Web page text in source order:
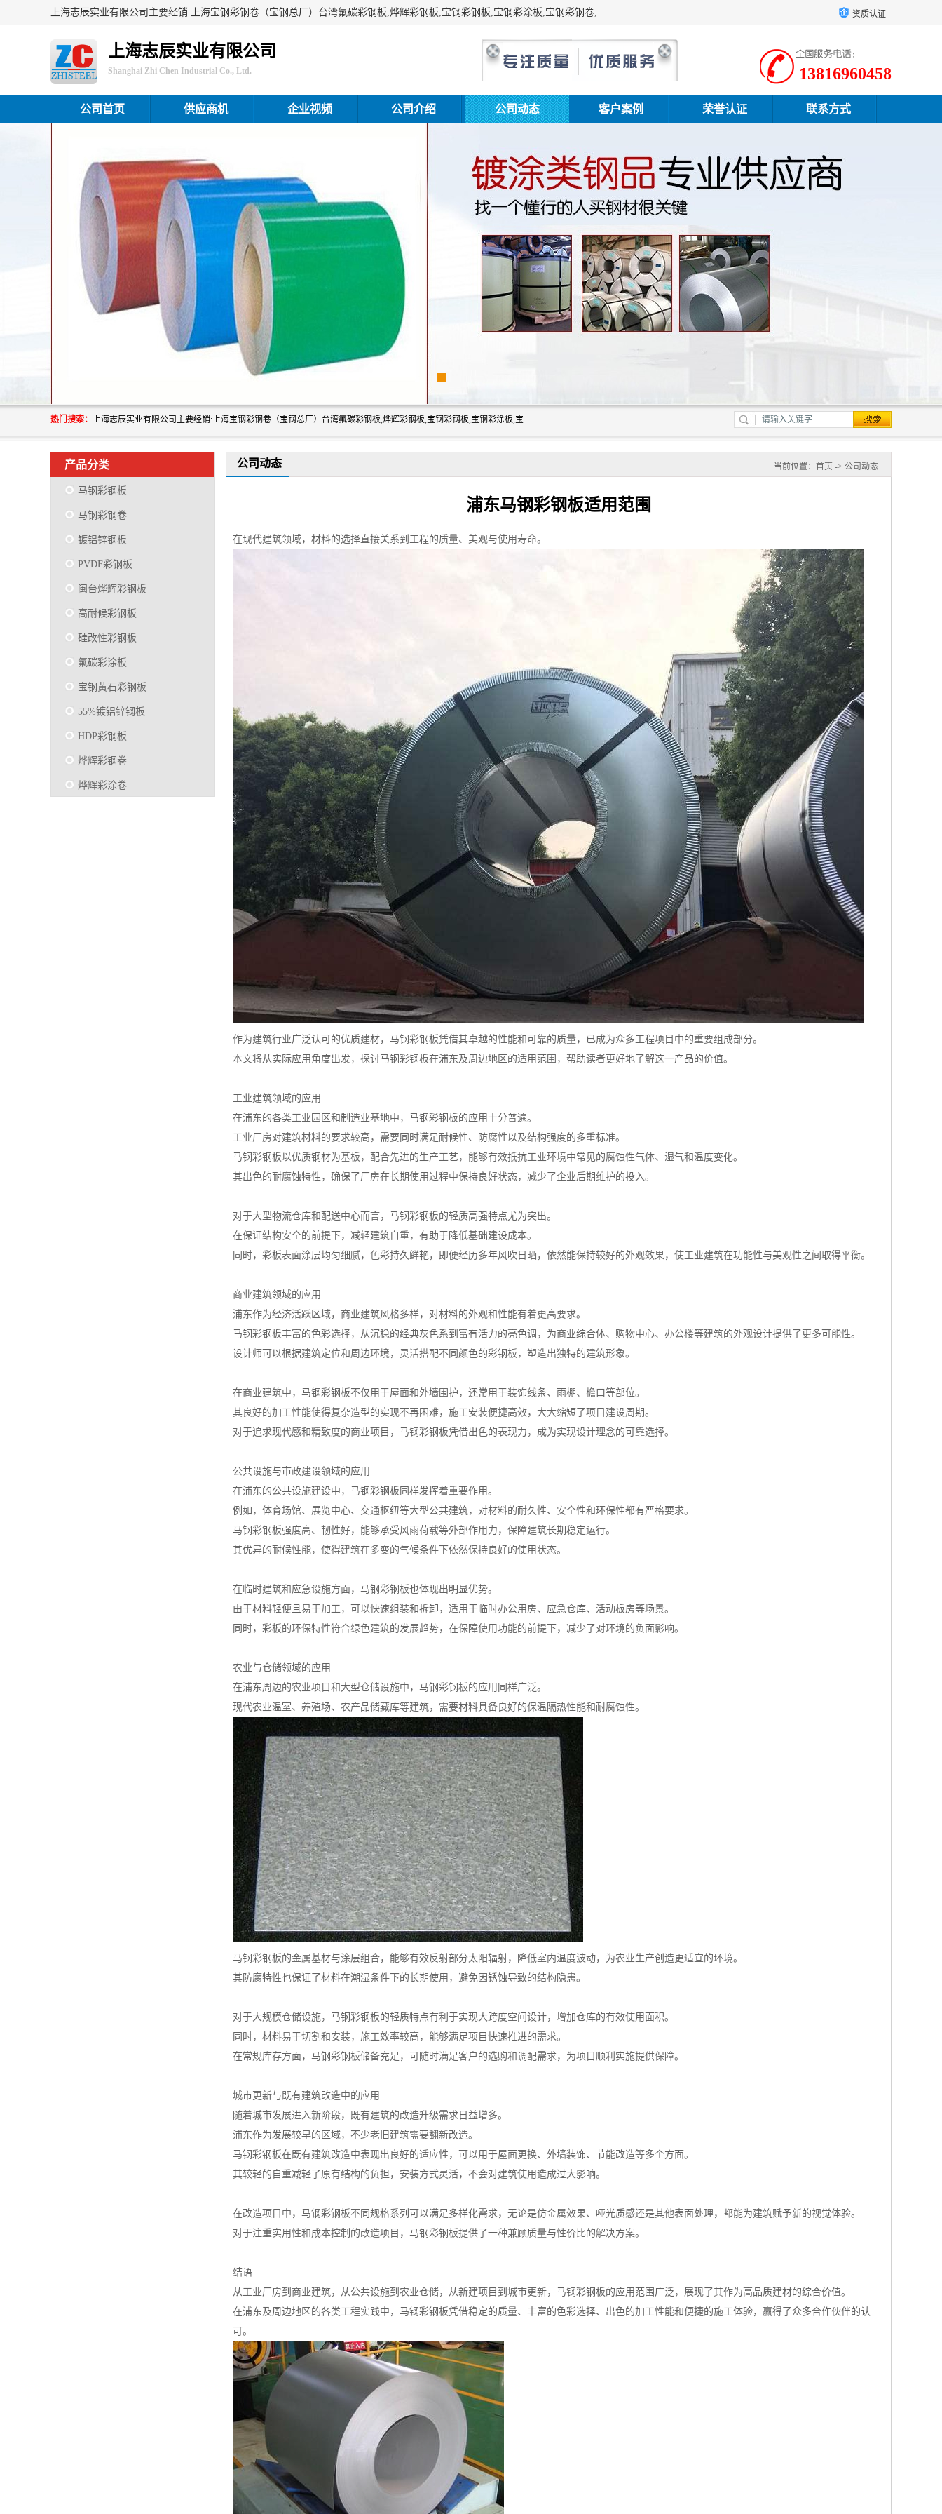
上海志辰实业有限公司主要经销:上海宝钢彩钢卷（宝钢总厂）台湾氟碳彩钢板,烨辉彩钢板,宝钢彩钢板,宝钢彩涂板,宝钢彩钢卷,马钢彩钢板,马钢彩钢卷,镀铝锌钢板,PVDF彩钢板,台湾烨辉彩钢板,高耐候彩钢板,硅改性彩钢板,规格齐全。 资质认证
上海志辰实业有限公司
Shanghai Zhi Chen Industrial Co., Ltd. 13816960458
公司首页 供应商机 企业视频 公司介绍 公司动态 客户案例 荣誉认证 联系方式
热门搜索： 上海志辰实业有限公司主要经销:上海宝钢彩钢卷（宝钢总厂）台湾氟碳彩钢板,烨辉彩钢板,宝钢彩钢板,宝钢彩涂板,宝钢彩钢卷,马钢彩钢板,马钢彩钢卷,镀铝锌钢板,PVDF彩钢板,台湾烨辉彩钢板,高耐候彩钢板,硅改性彩钢板,规格齐全。
产品分类
马钢彩钢板
马钢彩钢卷
镀铝锌钢板
PVDF彩钢板
闽台烨辉彩钢板
高耐候彩钢板
硅改性彩钢板
氟碳彩涂板
宝钢黄石彩钢板
55%镀铝锌钢板
HDP彩钢板
烨辉彩钢卷
烨辉彩涂卷
公司动态 当前位置： 首页 -> 公司动态
浦东马钢彩钢板适用范围
在现代建筑领域，材料的选择直接关系到工程的质量、美观与使用寿命。
作为建筑行业广泛认可的优质建材，马钢彩钢板凭借其卓越的性能和可靠的质量，已成为众多工程项目中的重要组成部分。
本文将从实际应用角度出发，探讨马钢彩钢板在浦东及周边地区的适用范围，帮助读者更好地了解这一产品的价值。
工业建筑领域的应用
在浦东的各类工业园区和制造业基地中，马钢彩钢板的应用十分普遍。
工业厂房对建筑材料的要求较高，需要同时满足耐候性、防腐性以及结构强度的多重标准。
马钢彩钢板以优质钢材为基板，配合先进的生产工艺，能够有效抵抗工业环境中常见的腐蚀性气体、湿气和温度变化。
其出色的耐腐蚀特性，确保了厂房在长期使用过程中保持良好状态，减少了企业后期维护的投入。
对于大型物流仓库和配送中心而言，马钢彩钢板的轻质高强特点尤为突出。
在保证结构安全的前提下，减轻建筑自重，有助于降低基础建设成本。
同时，彩板表面涂层均匀细腻，色彩持久鲜艳，即便经历多年风吹日晒，依然能保持较好的外观效果，使工业建筑在功能性与美观性之间取得平衡。
商业建筑领域的应用
浦东作为经济活跃区域，商业建筑风格多样，对材料的外观和性能有着更高要求。
马钢彩钢板丰富的色彩选择，从沉稳的经典灰色系到富有活力的亮色调，为商业综合体、购物中心、办公楼等建筑的外观设计提供了更多可能性。
设计师可以根据建筑定位和周边环境，灵活搭配不同颜色的彩钢板，塑造出独特的建筑形象。
在商业建筑中，马钢彩钢板不仅用于屋面和外墙围护，还常用于装饰线条、雨棚、檐口等部位。
其良好的加工性能使得复杂造型的实现不再困难，施工安装便捷高效，大大缩短了项目建设周期。
对于追求现代感和精致度的商业项目，马钢彩钢板凭借出色的表现力，成为实现设计理念的可靠选择。
公共设施与市政建设领域的应用
在浦东的公共设施建设中，马钢彩钢板同样发挥着重要作用。
例如，体育场馆、展览中心、交通枢纽等大型公共建筑，对材料的耐久性、安全性和环保性都有严格要求。
马钢彩钢板强度高、韧性好，能够承受风雨荷载等外部作用力，保障建筑长期稳定运行。
其优异的耐候性能，使得建筑在多变的气候条件下依然保持良好的使用状态。
在临时建筑和应急设施方面，马钢彩钢板也体现出明显优势。
由于材料轻便且易于加工，可以快速组装和拆卸，适用于临时办公用房、应急仓库、活动板房等场景。
同时，彩板的环保特性符合绿色建筑的发展趋势，在保障使用功能的前提下，减少了对环境的负面影响。
农业与仓储领域的应用
在浦东周边的农业项目和大型仓储设施中，马钢彩钢板的应用同样广泛。
现代农业温室、养殖场、农产品储藏库等建筑，需要材料具备良好的保温隔热性能和耐腐蚀性。
马钢彩钢板的金属基材与涂层组合，能够有效反射部分太阳辐射，降低室内温度波动，为农业生产创造更适宜的环境。
其防腐特性也保证了材料在潮湿条件下的长期使用，避免因锈蚀导致的结构隐患。
对于大规模仓储设施，马钢彩钢板的轻质特点有利于实现大跨度空间设计，增加仓库的有效使用面积。
同时，材料易于切割和安装，施工效率较高，能够满足项目快速推进的需求。
在常规库存方面，马钢彩钢板储备充足，可随时满足客户的选购和调配需求，为项目顺利实施提供保障。
城市更新与既有建筑改造中的应用
随着城市发展进入新阶段，既有建筑的改造升级需求日益增多。
浦东作为发展较早的区域，不少老旧建筑需要翻新改造。
马钢彩钢板在既有建筑改造中表现出良好的适应性，可以用于屋面更换、外墙装饰、节能改造等多个方面。
其较轻的自重减轻了原有结构的负担，安装方式灵活，不会对建筑使用造成过大影响。
在改造项目中，马钢彩钢板不同规格系列可以满足多样化需求，无论是仿金属效果、哑光质感还是其他表面处理，都能为建筑赋予新的视觉体验。
对于注重实用性和成本控制的改造项目，马钢彩钢板提供了一种兼顾质量与性价比的解决方案。
结语
从工业厂房到商业建筑，从公共设施到农业仓储，从新建项目到城市更新，马钢彩钢板的应用范围广泛，展现了其作为高品质建材的综合价值。
在浦东及周边地区的各类工程实践中，马钢彩钢板凭借稳定的质量、丰富的色彩选择、出色的加工性能和便捷的施工体验，赢得了众多合作伙伴的认
可。